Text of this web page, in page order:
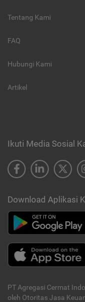
Tentang Kami
FAQ
Hubungi Kami
Artikel
Ikuti Media Sosial
Download Aplikasi
PT Agregasi Cermat
oleh Otoritas Jasa